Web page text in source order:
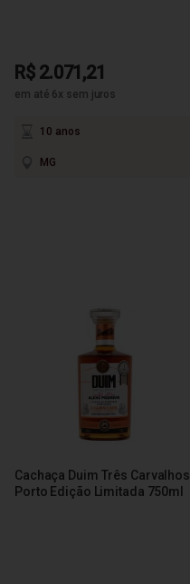
R$ 2.071,21
em até 6x sem juros
10 anos
MG
Cachaça Duim Três Carvalhos
Porto Edição Limitada 750ml